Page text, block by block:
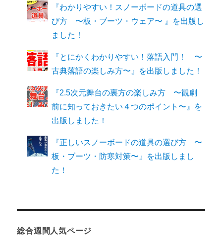
『わかりやすい！スノーボードの道具の選
び方 〜板・ブーツ・ウェア〜 』を出版し
ました！
『とにかくわかりやすい！落語入門！ 〜
古典落語の楽しみ方〜』を出版しました！
『2.5次元舞台の裏方の楽しみ方 〜観劇
前に知っておきたい４つのポイント〜』を
出版しました！
『正しいスノーボードの道具の選び方 〜
板・ブーツ・防寒対策〜』を出版しまし
た！
総合週間人気ページ